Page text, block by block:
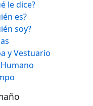
le dice?
es?
soy?
y Vestuario